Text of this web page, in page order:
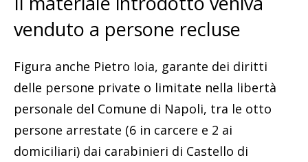
venduto a persone recluse
Figura anche Pietro Ioia, garante dei diritti
delle persone private o limitate nella libertà
personale del Comune di Napoli, tra le otto
persone arrestate (6 in carcere e 2 ai
domiciliari) dai carabinieri di Castello di